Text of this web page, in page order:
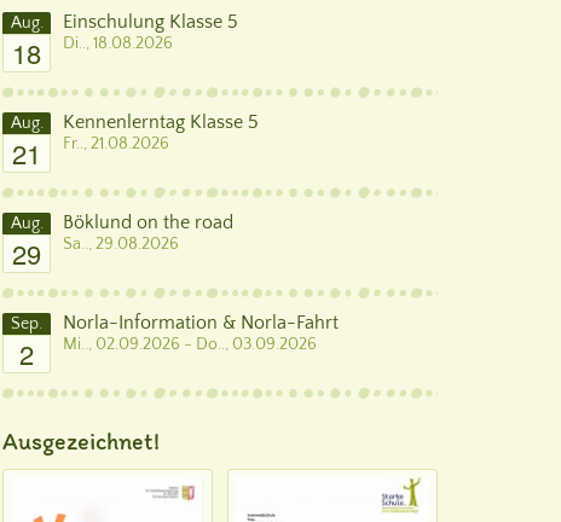
Aug.
18
Einschulung Klasse 5
Di.., 18.08.2026
Aug.
21
Kennenlerntag Klasse 5
Fr.., 21.08.2026
Aug.
29
Böklund on the road
Sa.., 29.08.2026
Sep.
2
Norla-Information & Norla-Fahrt
Mi.., 02.09.2026 - Do.., 03.09.2026
Ausgezeichnet!